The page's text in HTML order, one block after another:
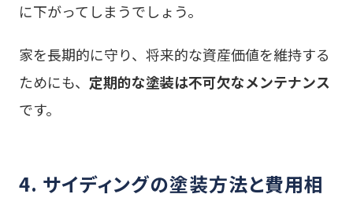
に下がってしまうでしょう。
家を長期的に守り、将来的な資産価値を維持する
ためにも、 定期的な塗装は不可欠なメンテナンス
です。
4. サイディングの塗装方法と費用相